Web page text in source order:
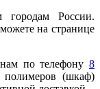
городам России.
на странице
по телефону 8
(шкаф)